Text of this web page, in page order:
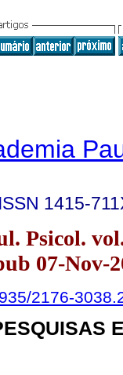
ISSN 1415-
Psicol.
07-Nov-
2176-